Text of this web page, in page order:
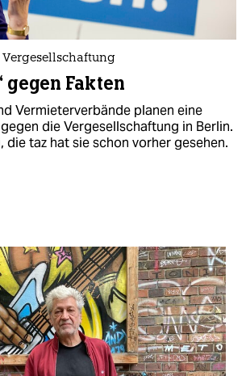
gegen Fakten
Vermieterverbände planen eine
die Vergesellschaftung in Berlin.
die taz hat sie schon vorher gesehen.